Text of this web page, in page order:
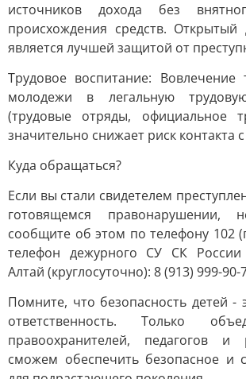
источников дохода без
происхождения средств.
является лучшей защитой от
Трудовое воспитание: Вовлечение
молодежи в легальную
(трудовые отряды, официальное
значительно снижает риск контакта
Куда обращаться?
Если вы стали свидетелем
готовящемся правонарушении,
сообщите об этом по телефону 102
телефон дежурного СУ СК России
Алтай (круглосуточно): 8 (913) 999-90-
Помните, что безопасность детей
ответственность. Только
правоохранителей, педагогов
сможем обеспечить безопасное и